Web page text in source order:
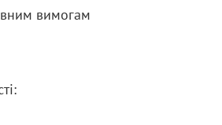
вимогам